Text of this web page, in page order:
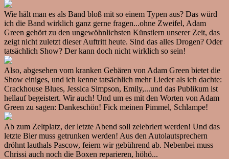
Wie hält man es als Band bloß mit so einem Typen aus? Das würd
ich die Band wirklich ganz gerne fragen...ohne Zweifel, Adam
Green gehört zu den ungewöhnlichsten Künstlern unserer Zeit, das
zeigt nicht zuletzt dieser Auftritt heute. Sind das alles Drogen? Oder
tatsächlich Show? Der kann doch nicht wirklich so sein!
Also, abgesehen vom kranken Gebären von Adam Green bietet die
Show einiges, und ich kenne tatsächlich mehr Lieder als ich dachte:
Crackhouse Blues, Jessica Simpson, Emily,...und das Publikum ist
hellauf begeistert. Wir auch! Und um es mit den Worten von Adam
Green zu sagen: Dankeschön! Fick meinen Pimmel, Schlampe!
Ab zum Zeltplatz, der letzte Abend soll zelebriert werden! Und das
letzte Bier muss getrunken werden! Aus den Autolautsprechern
dröhnt lauthals Pascow, feiern wir gebührend ab. Nebenbei muss
Chrissi auch noch die Boxen reparieren, höhö...